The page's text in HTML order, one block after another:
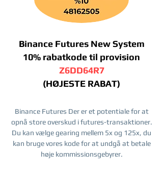
Binance Futures New System
10% rabatkode til provision
Z6DD64R7
(HØJESTE RABAT)
Binance Futures Der er et potentiale for at
opnå store overskud i futures-transaktioner.
Du kan vælge gearing mellem 5x og 125x, du
kan bruge vores kode for at undgå at betale
høje kommissionsgebyrer.